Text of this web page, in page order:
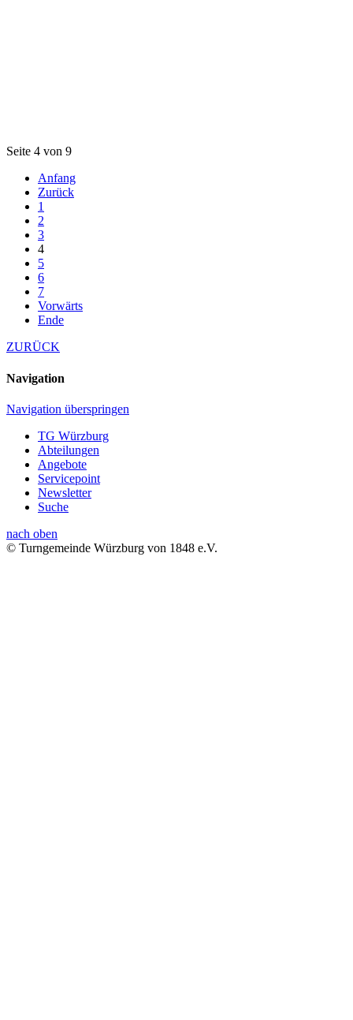
Seite 4 von 9
Anfang
Zurück
1
2
3
4
5
6
7
Vorwärts
Ende
ZURÜCK
Navigation
Navigation überspringen
TG Würzburg
Abteilungen
Angebote
Servicepoint
Newsletter
Suche
nach oben
© Turngemeinde Würzburg von 1848 e.V.